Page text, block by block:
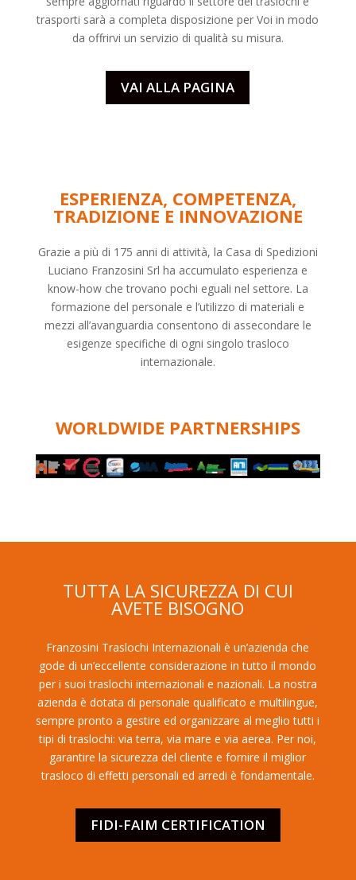
trasporti sarà a completa disposizione per Voi in modo
da offrirvi un servizio di qualità su misura.
VAI ALLA PAGINA
ESPERIENZA, COMPETENZA,
TRADIZIONE E INNOVAZIONE
Grazie a più di 175 anni di attività, la Casa di Spedizioni
Luciano Franzosini Srl ha accumulato esperienza e
know-how che trovano pochi eguali nel settore. La
formazione del personale e l’utilizzo di materiali e
mezzi all’avanguardia consentono di assecondare le
esigenze specifiche di ogni singolo trasloco
internazionale.
WORLDWIDE PARTNERSHIPS
TUTTA LA SICUREZZA DI CUI
AVETE BISOGNO
Franzosini Traslochi Internazionali è un’azienda che
gode di un’eccellente considerazione in tutto il mondo
per i suoi traslochi internazionali e nazionali. La nostra
azienda è dotata di personale qualificato e multilingue,
sempre pronto a gestire ed organizzare al meglio tutti i
tipi di traslochi: via terra, via mare e via aerea. Per noi,
garantire la sicurezza del cliente e fornire il miglior
trasloco di effetti personali ed arredi è fondamentale.
FIDI-FAIM CERTIFICATION